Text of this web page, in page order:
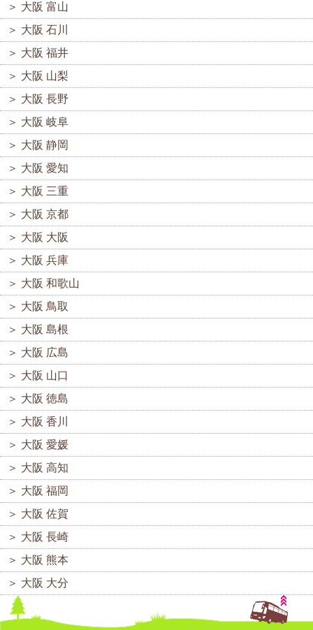
＞ 大阪 富山
＞ 大阪 石川
＞ 大阪 福井
＞ 大阪 山梨
＞ 大阪 長野
＞ 大阪 岐阜
＞ 大阪 静岡
＞ 大阪 愛知
＞ 大阪 三重
＞ 大阪 京都
＞ 大阪 大阪
＞ 大阪 兵庫
＞ 大阪 和歌山
＞ 大阪 鳥取
＞ 大阪 島根
＞ 大阪 広島
＞ 大阪 山口
＞ 大阪 徳島
＞ 大阪 香川
＞ 大阪 愛媛
＞ 大阪 高知
＞ 大阪 福岡
＞ 大阪 佐賀
＞ 大阪 長崎
＞ 大阪 熊本
＞ 大阪 大分